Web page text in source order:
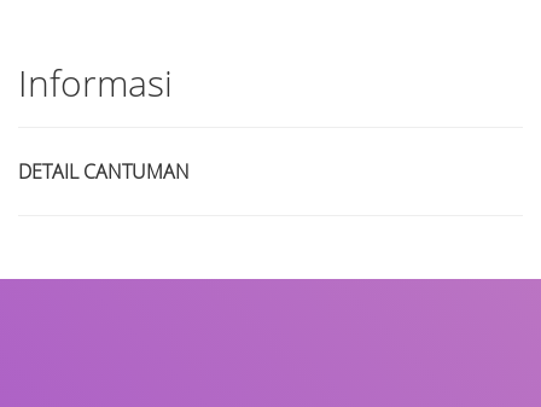
Informasi
DETAIL CANTUMAN